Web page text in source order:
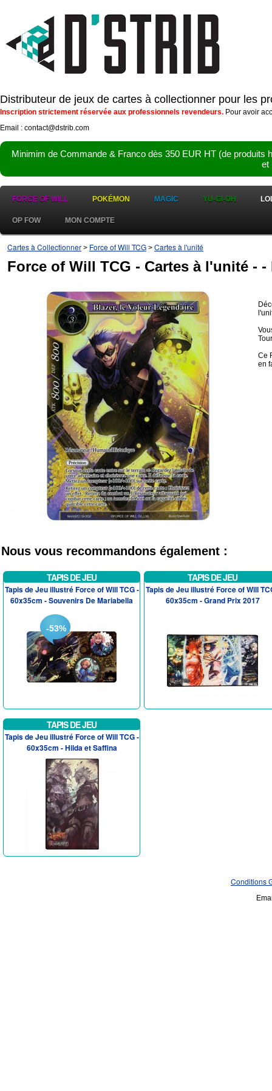
Distributeur de jeux de cartes à collectionner pour les
Inscription strictement réservée aux professionnels revendeurs. Pour avoir
Email : contact@dstrib.com
Minimim de Commande & Franco dès 350 EUR HT (de
et
FORCE OF WILL POKÉMON MAGIC YU-GI-OH
OP FOW MON COMPTE
Cartes à Collectionner > Force of Will TCG > Cartes à l'unité
Force of Will TCG - Cartes à l'unité -
Ce
en
Nous vous recommandons également :
TAPIS DE JEU
Tapis de Jeu illustré Force of Will TCG -
60x35cm - Souvenirs De Mariabella
-53%
TAPIS DE JEU
Tapis de Jeu illustré Force of Will
60x35cm - Grand Prix 2017
TAPIS DE JEU
Tapis de Jeu illustré Force of Will TCG -
60x35cm - Hilda et Saffina
Conditions